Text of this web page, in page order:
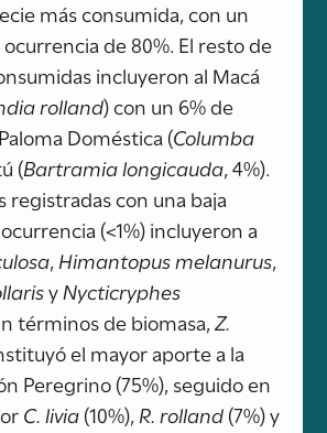
más consumida, con un
de 80%. El resto de
incluyeron al Macá
rolland) con un 6% de
Doméstica (Columba
(Bartramia longicauda, 4%).
registradas con una baja
(<1%) incluyeron a
,Himantopus melanurus,
yNycticryphes
términos de biomasa,Z.
el mayor aporte a la
Peregrino (75%), seguido en
C. livia(10%),R. rolland(7%) y